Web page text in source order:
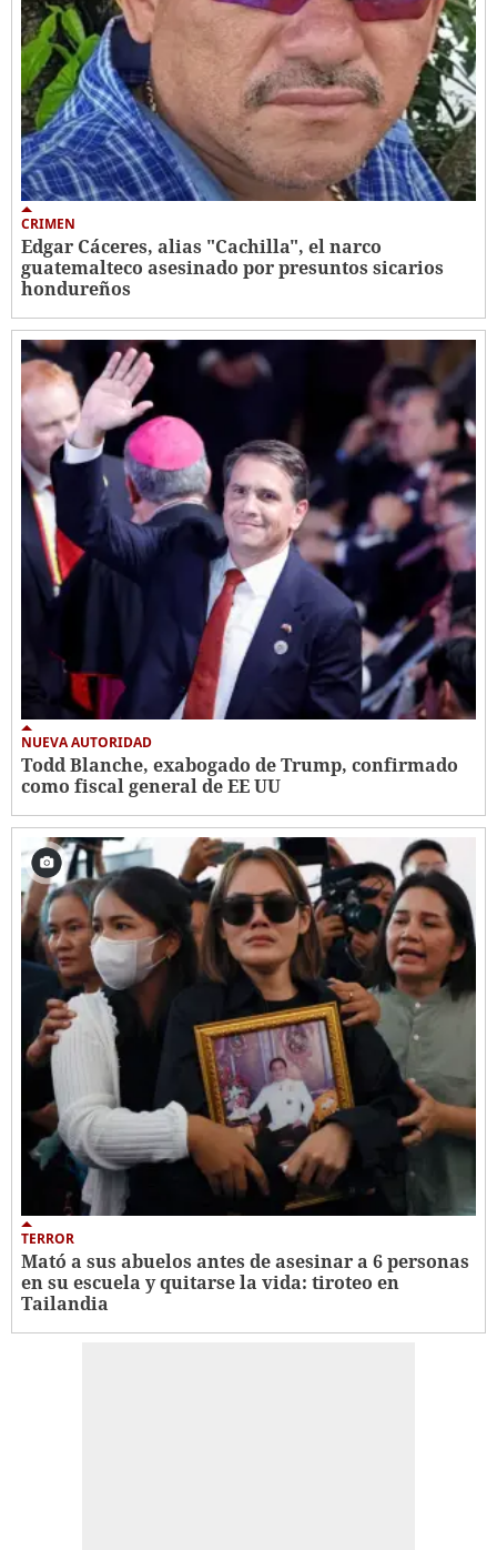
CRIMEN
Edgar Cáceres, alias "Cachilla", el narco
guatemalteco asesinado por presuntos sicarios
hondureños
NUEVA AUTORIDAD
Todd Blanche, exabogado de Trump, confirmado
como fiscal general de EE UU
TERROR
Mató a sus abuelos antes de asesinar a 6 personas
en su escuela y quitarse la vida: tiroteo en
Tailandia